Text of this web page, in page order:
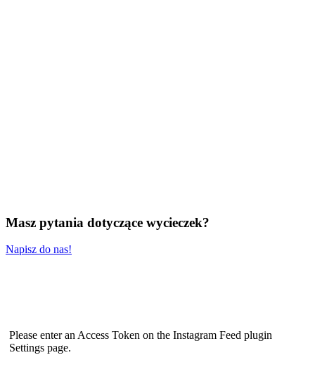
Masz pytania dotyczące wycieczek?
Napisz do nas!
Please enter an Access Token on the Instagram Feed plugin
Settings page.